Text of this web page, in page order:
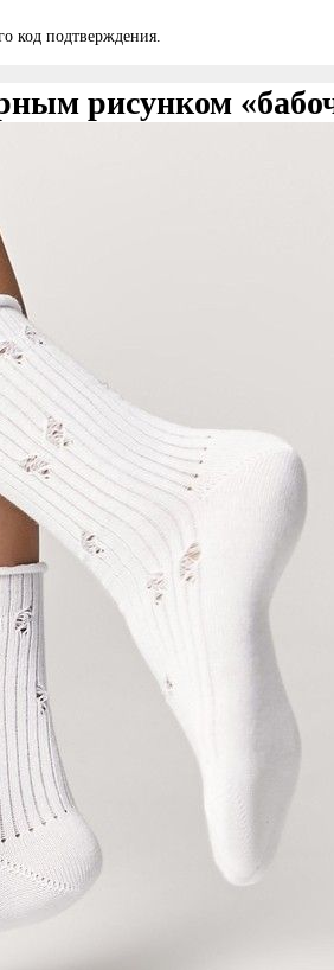
код подтверждения.
рисунком